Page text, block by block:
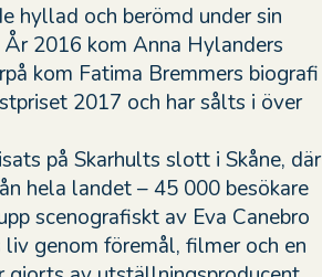
hyllad och berömd under sin
2016 kom Anna Hylanders
kom Fatima Bremmers biografi
2017 och har sålts i över
på Skarhults slott i Skåne, där
hela landet – 45 000 besökare
scenografiskt av Eva Canebro
genom föremål, filmer och en